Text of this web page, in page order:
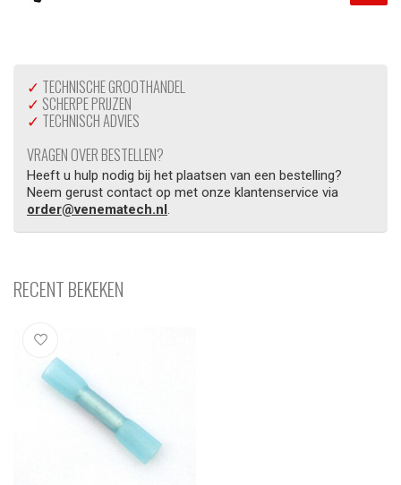
✓ TECHNISCHE GROOTHANDEL
✓ SCHERPE PRIJZEN
✓ TECHNISCH ADVIES
VRAGEN OVER BESTELLEN?
Heeft u hulp nodig bij het plaatsen van een bestelling?
Neem gerust contact op met onze klantenservice via
order@venematech.nl.
RECENT BEKEKEN